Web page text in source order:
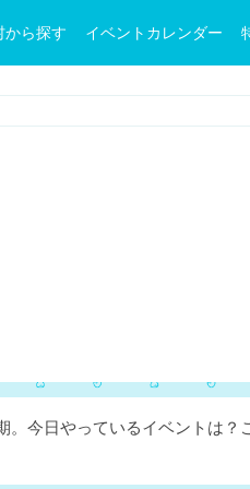
から探す イベントカレンダー
今日やっているイベントは？